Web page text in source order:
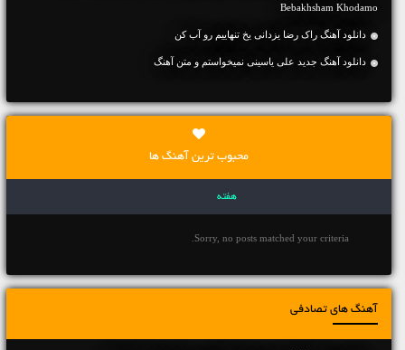
Bebakhsham Khodamo
دانلود آهنگ راک رضا یزدانی یخ تنهاییم رو آب کن
دانلود آهنگ جديد علی یاسینی نمیخواستم و متن آهنگ
محبوب ترین آهنگ ها
هفته
Sorry, no posts matched your criteria.
آهنگ های تصادفی